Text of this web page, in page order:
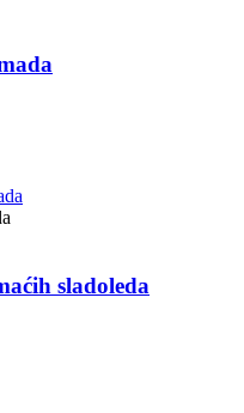
sladoleda
količina